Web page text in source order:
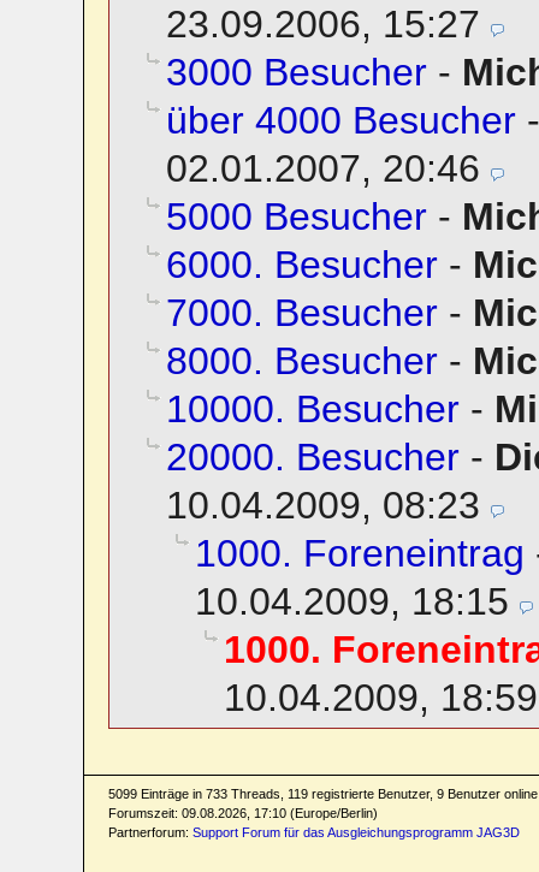
23.09.2006, 15:27
3000 Besucher-
über 4000 Besucher
02.01.2007, 20:46
5000 Besucher-
6000. Besucher-
7000. Besucher-
8000. Besucher-
10000. Besucher-
20000. Besucher-
10.04.2009, 08:23
1000. Foreneintrag
10.04.2009, 18:15
1000.
10.04.2009, 18:59
5099 Einträge in 733 Threads, 119 registrierte Benutzer, 9 Benutzer
Forumszeit: 09.08.2026, 17:10 (Europe/Berlin)
Partnerforum: Support Forum für das Ausgleichungsprogramm JAG3D